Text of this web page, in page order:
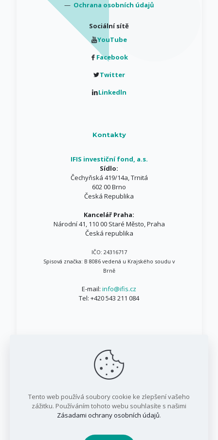
— Ochrana osobních údajů
Sociální sítě
YouTube
Facebook
Twitter
Linkedln
Kontakty
IFIS investiční fond, a.s.
Sídlo:
Čechyňská 419/14a, Trnitá
602 00 Brno
Česká Republika
Kancelář Praha:
Národní 41, 110 00 Staré Město, Praha
Česká republika
IČO: 24316717
Spisová značka: B 8086 vedená u Krajského soudu v
Brně
E-mail: info@ifis.cz
Tel: +420 543 211 084
/ IFIS investiční fond, a.s.
Tento web používá soubory cookie ke zlepšení vašeho
zážitku. Používáním tohoto webu souhlasíte s našimi
Zásadami ochrany osobních údajů.